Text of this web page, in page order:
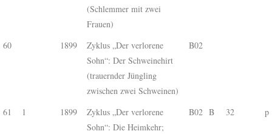
(Schlemmer mit zwei
Frauen)
60 1899
Zyklus „Der verlorene
Sohn“: Der Schweinehirt
(trauernder Jüngling
zwischen zwei Schweinen)
B02
61 1 1899
Zyklus „Der verlorene
Sohn“: Die Heimkehr;
B02 B 32 p